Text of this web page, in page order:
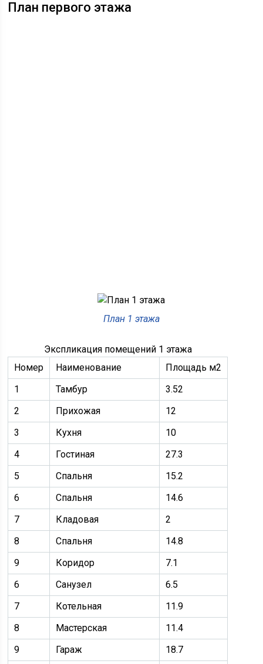
План первого этажа
План 1 этажа
Экспликация помещений 1 этажа
Номер
Наименование
Площадь м2
1
Тамбур
3.52
2
Прихожая
12
3
Кухня
10
4
Гостиная
27.3
5
Спальня
15.2
6
Спальня
14.6
7
Кладовая
2
8
Спальня
14.8
9
Коридор
7.1
6
Санузел
6.5
7
Котельная
11.9
8
Мастерская
11.4
9
Гараж
18.7